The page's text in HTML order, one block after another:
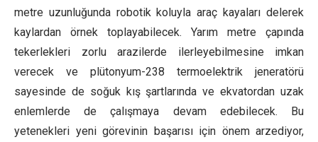
metre uzunluğunda robotik koluyla araç kayaları delerek
kaylardan örnek toplayabilecek. Yarım metre çapında
tekerlekleri zorlu arazilerde ilerleyebilmesine imkan
verecek ve plütonyum-238 termoelektrik jeneratörü
sayesinde de soğuk kış şartlarında ve ekvatordan uzak
enlemlerde de çalışmaya devam edebilecek. Bu
yetenekleri yeni görevinin başarısı için önem arzediyor,